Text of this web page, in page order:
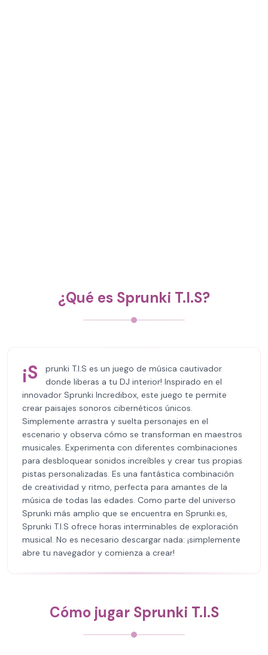
¿Qué es Sprunki T.I.S?
¡S
prunki T.I.S es un juego de música cautivador
donde liberas a tu DJ interior! Inspirado en el
innovador Sprunki Incredibox, este juego te permite
crear paisajes sonoros cibernéticos únicos.
Simplemente arrastra y suelta personajes en el
escenario y observa cómo se transforman en maestros
musicales. Experimenta con diferentes combinaciones
para desbloquear sonidos increíbles y crear tus propias
pistas personalizadas. Es una fantástica combinación
de creatividad y ritmo, perfecta para amantes de la
música de todas las edades. Como parte del universo
Sprunki más amplio que se encuentra en Sprunki.es,
Sprunki T.I.S ofrece horas interminables de exploración
musical. No es necesario descargar nada: ¡simplemente
abre tu navegador y comienza a crear!
Cómo jugar Sprunki T.I.S